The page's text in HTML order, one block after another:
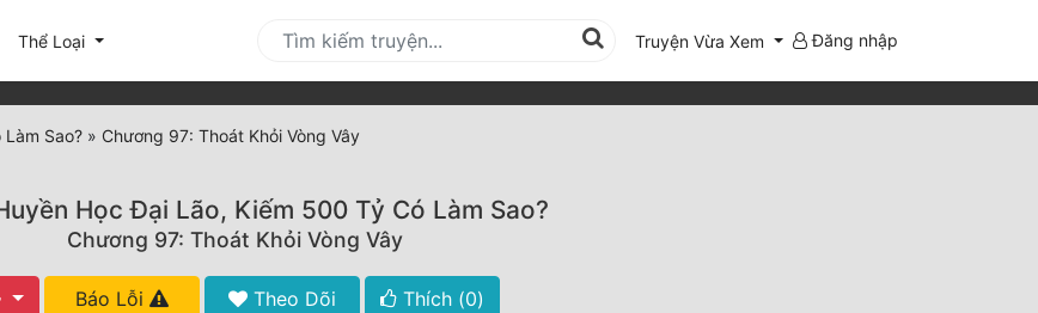
Thể Loại Truyện Vừa Xem Đăng nhập
Sao? » Chương 97: Thoát Khỏi Vòng Vây
Học Đại Lão, Kiếm 500 Tỷ Có Làm Sao?
Chương 97: Thoát Khỏi Vòng Vây
Báo Lỗi Theo Dõi Thích (0)